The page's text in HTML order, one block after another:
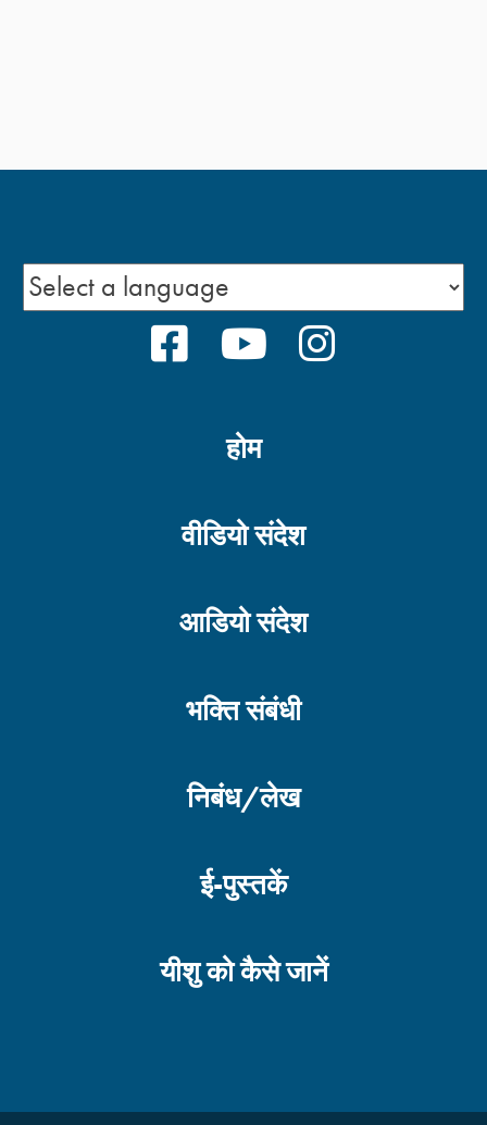
FACEBOOK
YOUTUBE
होम
वीडियो संदेश
आडियो संदेश
भक्ति संबंधी
निबंध/लेख
ई-पुस्तकें
यीशु को कैसे जानें